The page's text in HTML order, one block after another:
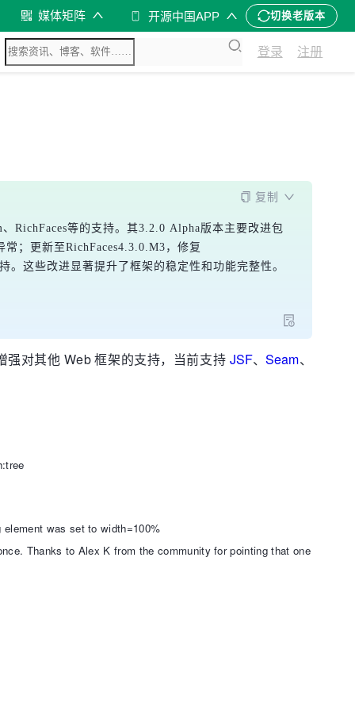
媒体矩阵 开源中国APP 切换老版本
登录 注册
复制
RichFaces等的支持。其3.2.0 Alpha版本主要改进包
；更新至RichFaces4.3.0.M3，修复
这些改进显著提升了框架的稳定性和功能完整性。
对其他 Web 框架的支持，当前支持 JSF、Seam、
was set to width=100%
Thanks to Alex K from the community for pointing that one